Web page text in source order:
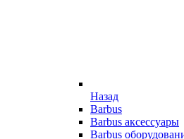
Назад
Barbus
Barbus аксессуары
Barbus